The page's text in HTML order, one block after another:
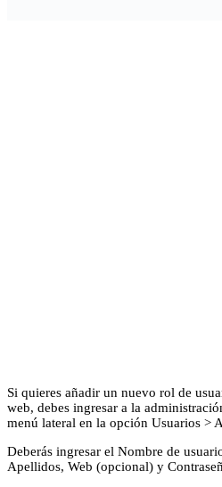
Si quieres añadir un nuevo rol de
web, debes ingresar a la
menú lateral en la opción Usuarios >
Deberás ingresar el Nombre de
Apellidos, Web (opcional) y